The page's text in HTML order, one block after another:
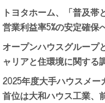
トヨタホーム、「普及
営業利益率5%の安定確保
オープンハウスグループ
ャリアと住環境に関する
2025年度大手ハウスメ
首位は大和ハウス工業、